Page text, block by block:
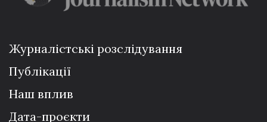
Журналістські розслідування
Публікації
Наш вплив
Дата-проєкти